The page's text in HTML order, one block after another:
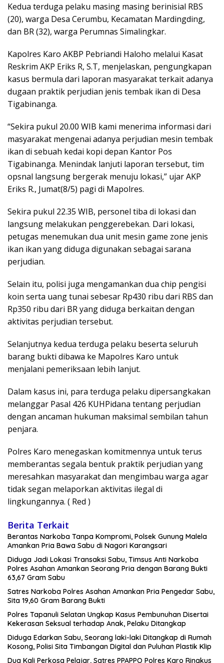
Kedua terduga pelaku masing masing berinisial RBS
(20), warga Desa Cerumbu, Kecamatan Mardingding,
dan BR (32), warga Perumnas Simalingkar.
Kapolres Karo AKBP Pebriandi Haloho melalui Kasat
Reskrim AKP Eriks R, S.T, menjelaskan, pengungkapan
kasus bermula dari laporan masyarakat terkait adanya
dugaan praktik perjudian jenis tembak ikan di Desa
Tigabinanga.
“Sekira pukul 20.00 WIB kami menerima informasi dari
masyarakat mengenai adanya perjudian mesin tembak
ikan di sebuah kedai kopi depan Kantor Pos
Tigabinanga. Menindak lanjuti laporan tersebut, tim
opsnal langsung bergerak menuju lokasi,” ujar AKP
Eriks R., Jumat(8/5) pagi di Mapolres.
Sekira pukul 22.35 WIB, personel tiba di lokasi dan
langsung melakukan penggerebekan. Dari lokasi,
petugas menemukan dua unit mesin game zone jenis
ikan ikan yang diduga digunakan sebagai sarana
perjudian.
Selain itu, polisi juga mengamankan dua chip pengisi
koin serta uang tunai sebesar Rp430 ribu dari RBS dan
Rp350 ribu dari BR yang diduga berkaitan dengan
aktivitas perjudian tersebut.
Selanjutnya kedua terduga pelaku beserta seluruh
barang bukti dibawa ke Mapolres Karo untuk
menjalani pemeriksaan lebih lanjut.
Dalam kasus ini, para terduga pelaku dipersangkakan
melanggar Pasal 426 KUHPidana tentang perjudian
dengan ancaman hukuman maksimal sembilan tahun
penjara.
Polres Karo menegaskan komitmennya untuk terus
memberantas segala bentuk praktik perjudian yang
meresahkan masyarakat dan mengimbau warga agar
tidak segan melaporkan aktivitas ilegal di
lingkungannya. ( Red )
Berita Terkait
Berantas Narkoba Tanpa Kompromi, Polsek Gunung Malela
Amankan Pria Bawa Sabu di Nagori Karangsari
Diduga Jadi Lokasi Transaksi Sabu, Timsus Anti Narkoba
Polres Asahan Amankan Seorang Pria dengan Barang Bukti
63,67 Gram Sabu
Satres Narkoba Polres Asahan Amankan Pria Pengedar Sabu,
Sita 19,60 Gram Barang Bukti
Polres Tapanuli Selatan Ungkap Kasus Pembunuhan Disertai
Kekerasan Seksual terhadap Anak, Pelaku Ditangkap
Diduga Edarkan Sabu, Seorang laki-laki Ditangkap di Rumah
Kosong, Polisi Sita Timbangan Digital dan Puluhan Plastik Klip
Dua Kali Perkosa Pelajar, Satres PPAPPO Polres Karo Ringkus